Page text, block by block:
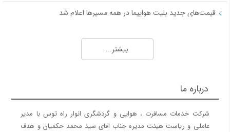
قیمت‌های جدید بلیت هواپیما در همه مسیرها اعلام شد
راهنمای سفارت آلمان
راهنمای وقت سفارت ایتالیا
راهنمای وقت سفارت اتریش
راهنمای وقت سفارت فرانسه
شرکت هواپیمایی پویا
شرکت هواپیمایی آوا
شرکت هواپیمایی آتا
بیشتر...
درباره ما
شرکت خدمات مسافرت ، هوایی و گردشگری انوار راه توس با مدیر
عاملی و ریاست هیئت مدیره جناب آقای سید محمد حکمیان و هدف